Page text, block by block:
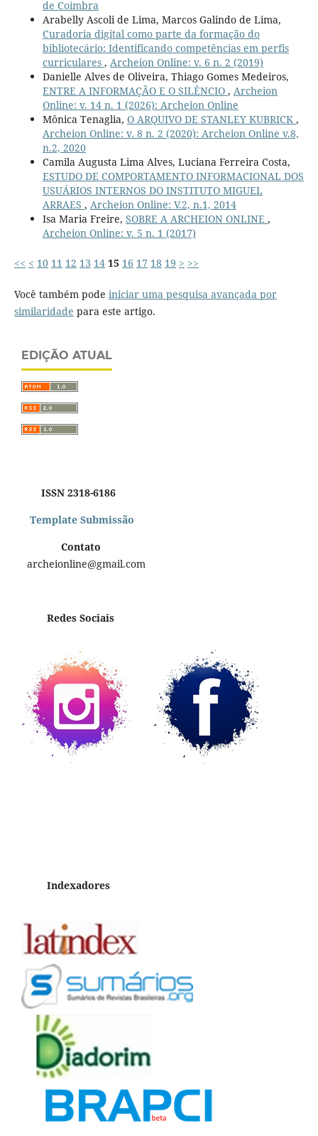
de Coimbra
Arabelly Ascoli de Lima, Marcos Galindo de Lima,
Curadoria digital como parte da formação do
bibliotecário: Identificando competências em perfis
curriculares , Archeion Online: v. 6 n. 2 (2019)
Danielle Alves de Oliveira, Thiago Gomes Medeiros,
ENTRE A INFORMAÇÃO E O SILÊNCIO , Archeion
Online: v. 14 n. 1 (2026): Archeion Online
Mônica Tenaglia, O ARQUIVO DE STANLEY KUBRICK ,
Archeion Online: v. 8 n. 2 (2020): Archeion Online v.8,
n.2, 2020
Camila Augusta Lima Alves, Luciana Ferreira Costa,
ESTUDO DE COMPORTAMENTO INFORMACIONAL DOS
USUÁRIOS INTERNOS DO INSTITUTO MIGUEL
ARRAES , Archeion Online: V.2, n.1, 2014
Isa Maria Freire, SOBRE A ARCHEION ONLINE ,
Archeion Online: v. 5 n. 1 (2017)
<< < 10 11 12 13 14 15 16 17 18 19 > >>
Você também pode iniciar uma pesquisa avançada por
similaridade para este artigo.
EDIÇÃO ATUAL
ISSN 2318-6186
Template Submissão
Contato
archeionline@gmail.com
Redes Sociais
Indexadores